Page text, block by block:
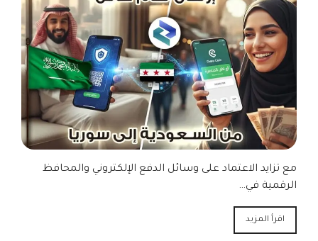
مع تزايد الاعتماد على وسائل الدفع الإلكتروني والمحافظ
الرقمية في…
اقرأ المزيد